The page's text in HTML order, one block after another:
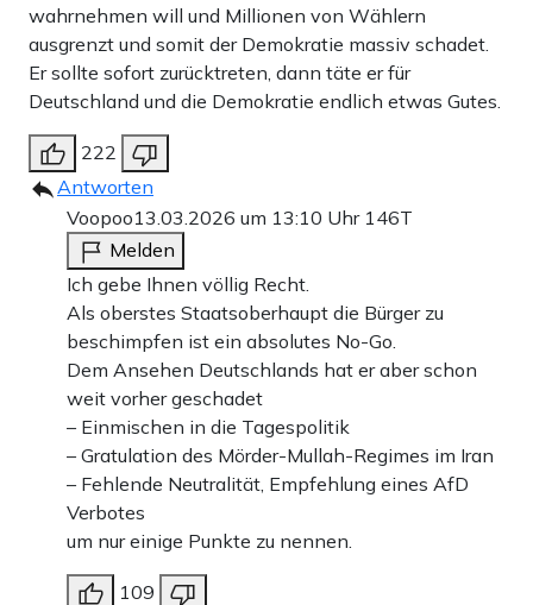
wahrnehmen will und Millionen von Wählern
ausgrenzt und somit der Demokratie massiv schadet.
Er sollte sofort zurücktreten, dann täte er für
Deutschland und die Demokratie endlich etwas Gutes.
222
Antworten
Voopoo13.03.2026 um 13:10 Uhr 146T
Melden
Ich gebe Ihnen völlig Recht.
Als oberstes Staatsoberhaupt die Bürger zu
beschimpfen ist ein absolutes No-Go.
Dem Ansehen Deutschlands hat er aber schon
weit vorher geschadet
– Einmischen in die Tagespolitik
– Gratulation des Mörder-Mullah-Regimes im Iran
– Fehlende Neutralität, Empfehlung eines AfD
Verbotes
um nur einige Punkte zu nennen.
109